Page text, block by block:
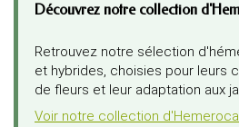
Découvrez notre collection
Retrouvez notre sélection
et hybrides, choisies pour leurs
de fleurs et leur adaptation aux
Voir notre collection